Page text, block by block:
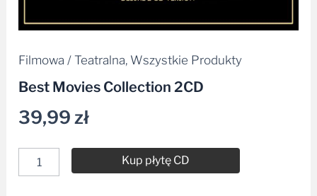
Filmowa / Teatralna, Wszystkie Produkty
Best Movies Collection 2CD
39,99zł
Kup płytę CD